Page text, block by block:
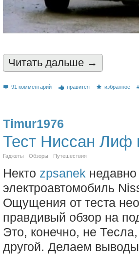
Читать дальшe →
91 комментарий нравится избранное
Timur1976
Тест Ниссан Лиф
Гаджеты Обзоры Путешествия
Некто zpsanek
электроавтомобиль
Ощущения от теста
правдивый обзор на
Это, конечно, не
другой. Делаем